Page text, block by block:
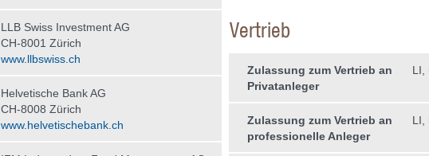
LLB Swiss Investment AG
CH-8001 Zürich
www.llbswiss.ch
Helvetische Bank AG
CH-8008 Zürich
www.helvetischebank.ch
Vertrieb
Zulassung zum Vertrieb an
Privatanleger
LI,
Zulassung zum Vertrieb an
professionelle Anleger
LI,